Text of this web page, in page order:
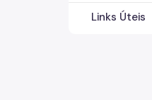
Links Úteis